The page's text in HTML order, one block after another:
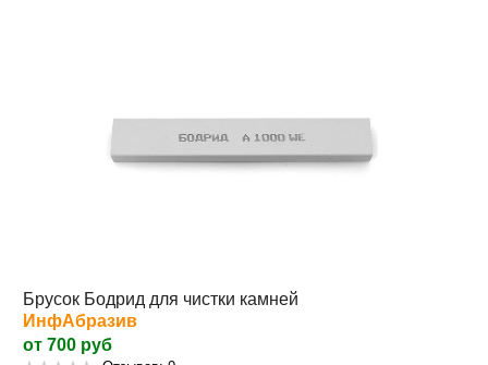
Брусок Бодрид для чистки камней
ИнфАбразив
от 700 руб